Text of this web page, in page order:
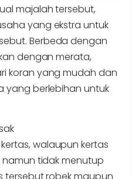
majalah tersebut,
yang ekstra untuk
Berbeda dengan
dengan merata,
koran yang mudah dan
yang berlebihan untuk
walaupun kertas
tidak menutup